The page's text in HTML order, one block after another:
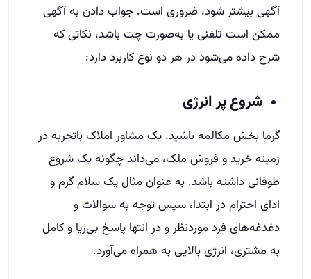
آگهی بیشتر شود، ضروری است. جواب دادن به آگهی
ممکن است تلفنی یا به‌صورت چت باشد، نکاتی که
شرح داده می‌شود در هر دو نوع کاربرد دارد:
شروع پر انرژی
گرما بخش مکالمه باشید. یک مشاور املاک باتجربه در
زمینه خرید و فروش ملک، می‌داند چگونه یک شروع
طوفانی داشته باشد. به عنوان مثال یک سلام گرم و
ادای احترام در ابتدا، سپس توجه به سوالات و
دغدغه‌های فرد موردنظر و در انتها پاسخ بی‌ریا و کامل
به مشتری، انرژی بالایی به همراه می‌آورد.